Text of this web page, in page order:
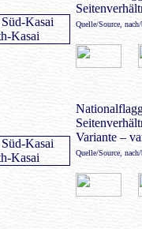
Quelle/Source,
Variante –
Quelle/Source,